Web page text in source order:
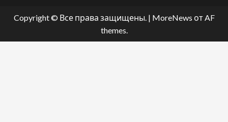
Copyright © Все права защищены. | MoreNews от AF
themes.